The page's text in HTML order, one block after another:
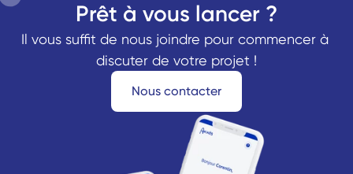
Prêt à vous lancer ?
Il vous suffit de nous joindre pour commencer à
discuter de votre projet !
Nous contacter